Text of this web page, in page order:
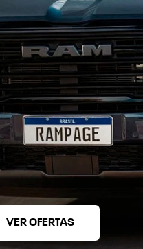
VER OFERTAS